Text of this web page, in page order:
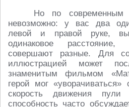
Но по современным
невозможно: у вас два
левой и правой руке,
одинаковое
совершают разные. Для
иллюстрацией может
знаменитым фильмом
герой мог
скорость движения пули
способность часто